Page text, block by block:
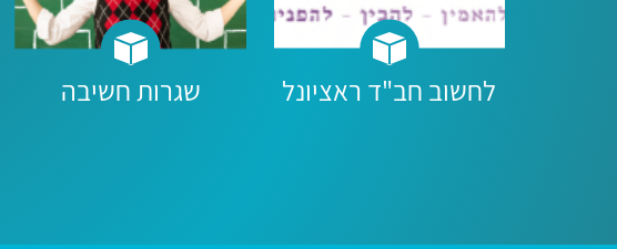
לחשוב חב"ד ראציונל שגרות חשיבה